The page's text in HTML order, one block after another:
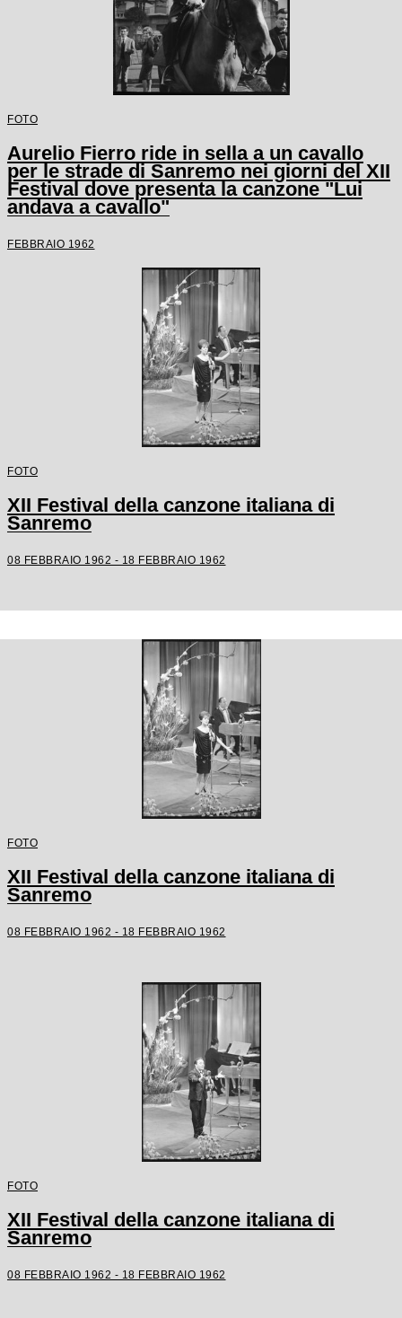
FOTO
Aurelio Fierro ride in sella a un cavallo
per le strade di Sanremo nei giorni del XII
Festival dove presenta la canzone "Lui
andava a cavallo"
FEBBRAIO 1962
FOTO
XII Festival della canzone italiana di
Sanremo
08 FEBBRAIO 1962 - 18 FEBBRAIO 1962
FOTO
XII Festival della canzone italiana di
Sanremo
08 FEBBRAIO 1962 - 18 FEBBRAIO 1962
FOTO
XII Festival della canzone italiana di
Sanremo
08 FEBBRAIO 1962 - 18 FEBBRAIO 1962